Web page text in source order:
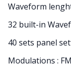
Waveform
32 built-in
40 sets panel
Modulations :